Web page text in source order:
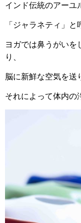
インド伝統のアーユ
「ジャラネティ」
ヨガでは鼻うがいを
り、
脳に新鮮な空気を送
それによって体内の